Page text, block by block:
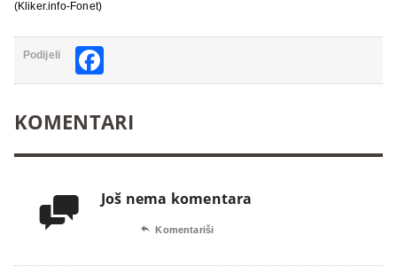
(Kliker.info-Fonet)
Podijeli
KOMENTARI
 Još nema komentara
 Komentariši